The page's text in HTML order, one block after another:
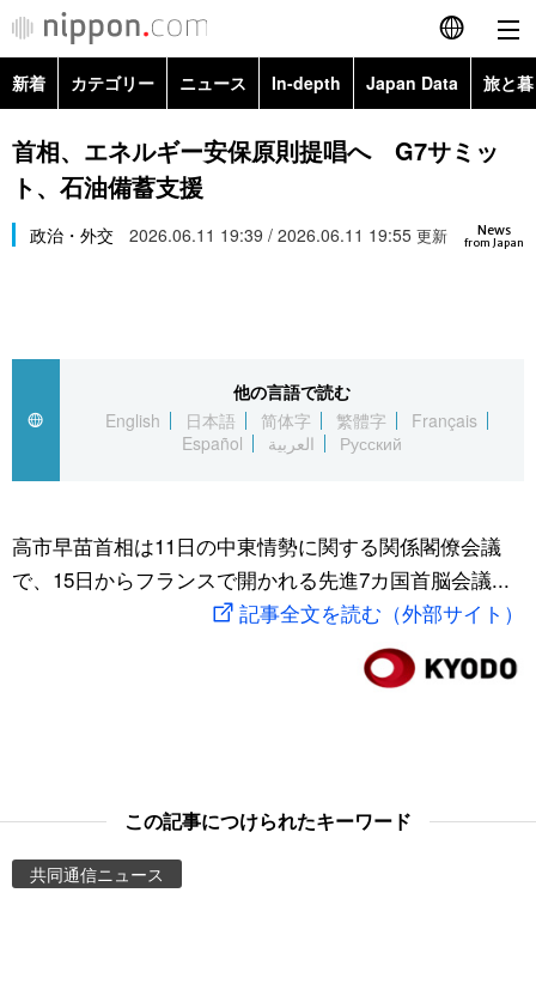
English
简体字
Русский
カテゴリー
経済・ビジネス
国際
文化
トップ
アーカイブ
In-depth
Japan Data
動画/Live
新着 カテゴリー ニュース In-depth Japan Data 旅と
政治・外交
経済・ビジネス
スポーツ・東京2020
Topics
首相、エネルギー安保原則提唱へ G7サミッ
ト、石油備蓄支援
News
from Japan
政治・外交 2026.06.11 19:39 / 2026.06.11 19:55 更新
他の言語で読む
English
日本語 简体字 繁體字
Français
Español
العربية Русский
高市早苗首相は11日の中東情勢に関する関係閣僚会議
で、15日からフランスで開かれる先進7カ国首脳会議...
記事全文を読む（外部サイト）
この記事につけられたキーワード
共同通信ニュース